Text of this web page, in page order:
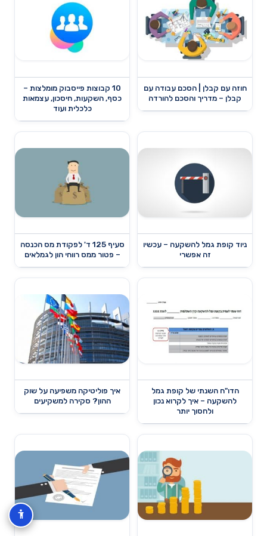
חוזה עם קבלן | הסכם עבודה עם
קבלן – מדריך והסכם להורדה
10 קבוצות פייסבוק מומלצות –
כסף, השקעות, חיסכון, עצמאות
כלכלית ועוד
ניוד קופת גמל להשקעה – עכשיו
זה אפשרי
סעיף 125 ד' לפקודת מס הכנסה
– פטור ממס רווחי הון לגמלאים
הדו"ח השנתי של קופת גמל
להשקעה – איך לקרוא נכון
ולחסוך יותר
איך פוליטיקה משפיעה על שוק
ההון? סקירה למשקיעים